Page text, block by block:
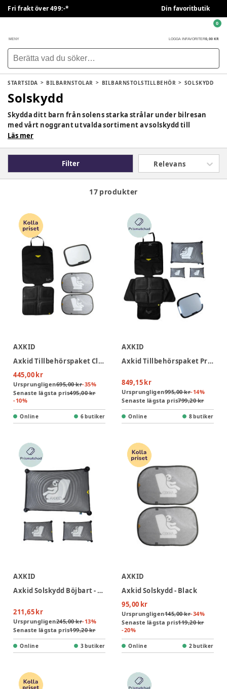
Fri frakt över 499:-* Din favoritbutik
MENY LOGGA IN FAVORITER0,00 KR
0
STARTSIDA BILBARNSTOLAR BILBARNSTOLSTILLBEHÖR SOLSKYDD
Solskydd
Skydda ditt barn från solens starka strålar under bilresan
med vårt noggrant utvalda sortiment av solskydd till
bilbarnstolar och bilfönster. Produkterna är designade för
miljö för barnet.
Läs mer
Filter Relevans
17 produkter
AXKID
Axkid Tillbehörspaket Classic - Black
445,00 kr
Ursprungligen695,00 kr-35%
Senaste lägsta pris495,00 kr
-10%
Online 6 butiker
AXKID
Axkid Tillbehörspaket Premium - Black
849,15 kr
Ursprungligen995,00 kr-14%
Senaste lägsta pris799,20 kr
Online 8 butiker
AXKID
Axkid Solskydd Böjbart - Black
211,65 kr
Ursprungligen245,00 kr-13%
Senaste lägsta pris199,20 kr
Online 3 butiker
AXKID
Axkid Solskydd - Black
95,00 kr
Ursprungligen145,00 kr-34%
Senaste lägsta pris119,20 kr
-20%
Online 2 butiker